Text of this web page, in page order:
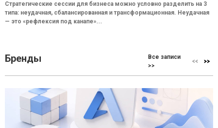
Стратегические сессии для бизнеса можно условно разделить на 3
типа: неудачная, сбалансированная и трансформационная. Неудачная
— это «рефлексия под канапе»...
Бренды
Все записи
>>